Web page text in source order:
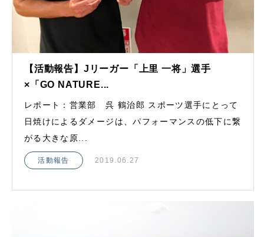
【活動報告】Jリーガー「上里 一将」選手
×「GO NATURE...
レポート：営業部 呉 鶴治郎 スポーツ選手にとって
日焼けによるダメージは、パフォーマンスの低下に繋
がる大きな原...
活動報告 2019.06.27